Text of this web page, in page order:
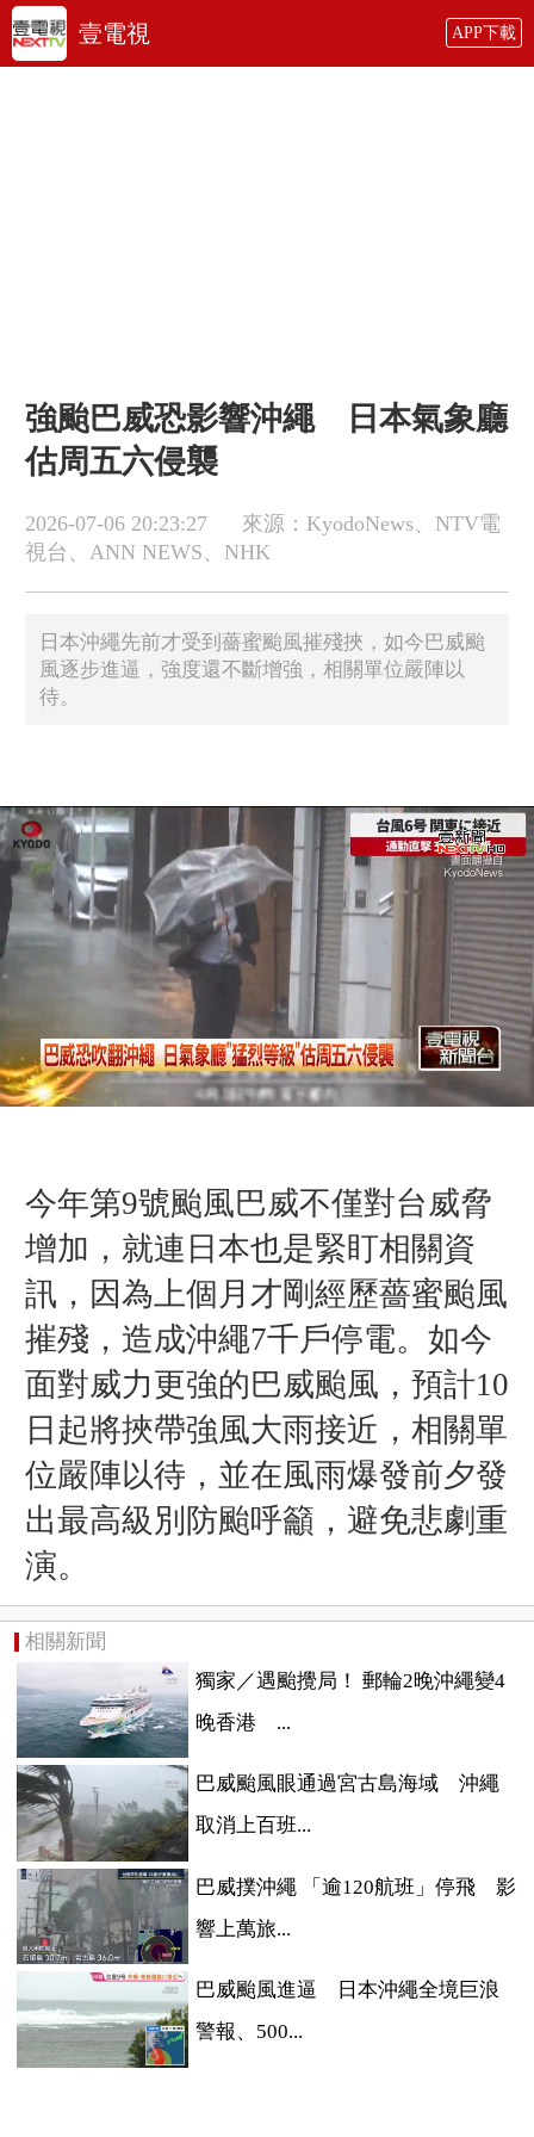
壹電視 APP下載
強颱巴威恐影響沖繩 日本氣象廳
估周五六侵襲
2026-07-06 20:23:27
來源：KyodoNews、NTV電
視台、ANN NEWS、NHK
日本沖繩先前才受到薔蜜颱風摧殘挾，如今巴威颱
風逐步進逼，強度還不斷增強，相關單位嚴陣以
待。
今年第9號颱風巴威不僅對台威脅
增加，就連日本也是緊盯相關資
訊，因為上個月才剛經歷薔蜜颱風
摧殘，造成沖繩7千戶停電。如今
面對威力更強的巴威颱風， 預計10
日起將挾帶強風大雨接近 ，相關單
位嚴陣以待，並在風雨爆發前夕發
出最高級別防颱呼籲，避免悲劇重
演。
相關新聞
獨家／遇颱攪局！ 郵輪2晚沖繩變4
晚香港 ...
巴威颱風眼通過宮古島海域 沖繩
取消上百班...
巴威撲沖繩 「逾120航班」停飛 影
響上萬旅...
巴威颱風進逼 日本沖繩全境巨浪
警報、500...